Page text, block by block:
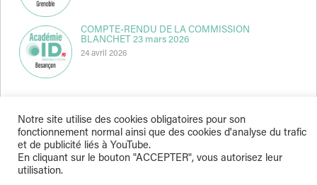
COMPTE-RENDU DE LA COMMISSION
BLANCHET 23 mars 2026
24 avril 2026
Indépendance & Direction © 2026
Notre site utilise des cookies obligatoires pour son
fonctionnement normal ainsi que des cookies d'analyse du trafic
et de publicité liés à YouTube.
En cliquant sur le bouton "ACCEPTER", vous autorisez leur
utilisation.